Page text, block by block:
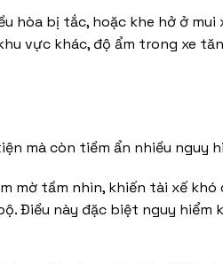
hòa bị tắc, hoặc khe hở ở mui
vực khác, độ ẩm trong xe
mà còn tiềm ẩn nhiều nguy
mờ tầm nhìn, khiến tài xế khó
Điều này đặc biệt nguy hiểm